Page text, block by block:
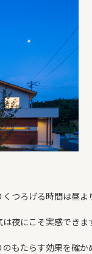
つろげる時間は昼よ
夜にこそ実感できま
もたらす効果を確か